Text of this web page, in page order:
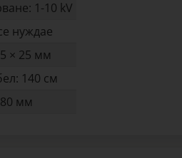
1-10 kV
нуждае
× 25 мм
140 см
мм